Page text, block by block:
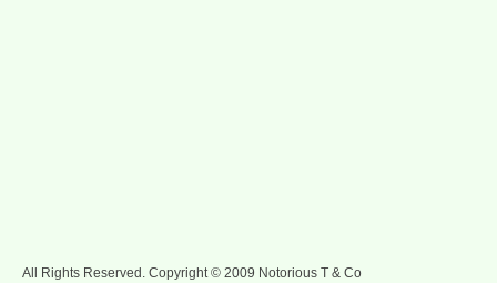
All Rights Reserved. Copyright © 2009 Notorious T & Co